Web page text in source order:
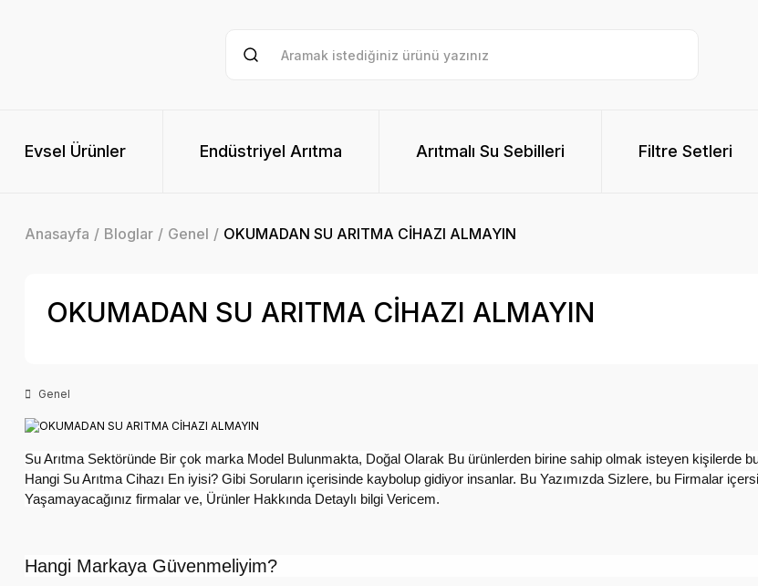
Evsel Ürünler Endüstriyel Arıtma Arıtmalı Su Sebilleri Filtre Setleri
Anasayfa Bloglar Genel OKUMADAN SU ARITMA CİHAZI ALMAYIN​
OKUMADAN SU ARITMA CİHAZI ALMAYIN​
Genel
Su Arıtma Sektöründe Bir çok marka Model Bulunmakta, Doğal Olarak Bu ürünlerden birine sahip olmak isteyen kişilerde bu
Hangi Su Arıtma Cihazı En iyisi? Gibi Soruların içerisinde kaybolup gidiyor insanlar. Bu Yazımızda Sizlere, bu Firmalar
Yaşamayacağınız firmalar ve, Ürünler Hakkında Detaylı bilgi Vericem.
Hangi Markaya Güvenmeliyim?​